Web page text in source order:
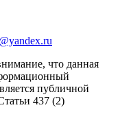
что данная
публичной
437 (2)